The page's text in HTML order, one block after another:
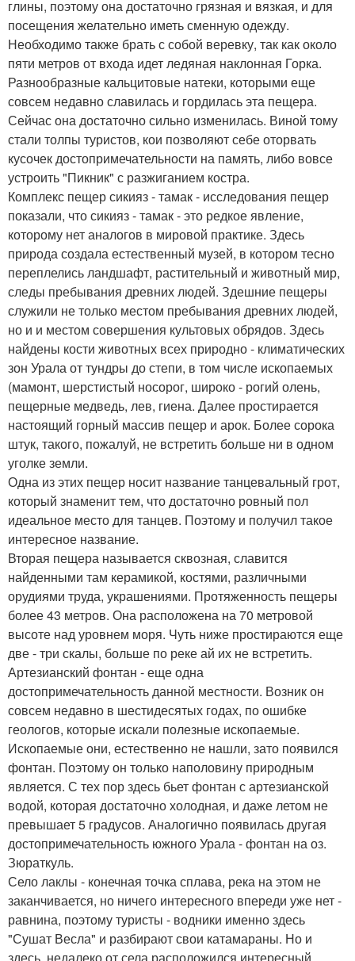
глины, поэтому она достаточно грязная и вязкая, и для
посещения желательно иметь сменную одежду.
Необходимо также брать с собой веревку, так как около
пяти метров от входа идет ледяная наклонная Горка.
Разнообразные кальцитовые натеки, которыми еще
совсем недавно славилась и гордилась эта пещера.
Сейчас она достаточно сильно изменилась. Виной тому
стали толпы туристов, кои позволяют себе оторвать
кусочек достопримечательности на память, либо вовсе
устроить "Пикник" с разжиганием костра.
Комплекс пещер сикияз - тамак - исследования пещер
показали, что сикияз - тамак - это редкое явление,
которому нет аналогов в мировой практике. Здесь
природа создала естественный музей, в котором тесно
переплелись ландшафт, растительный и животный мир,
следы пребывания древних людей. Здешние пещеры
служили не только местом пребывания древних людей,
но и и местом совершения культовых обрядов. Здесь
найдены кости животных всех природно - климатических
зон Урала от тундры до степи, в том числе ископаемых
(мамонт, шерстистый носорог, широко - рогий олень,
пещерные медведь, лев, гиена. Далее простирается
настоящий горный массив пещер и арок. Более сорока
штук, такого, пожалуй, не встретить больше ни в одном
уголке земли.
Одна из этих пещер носит название танцевальный грот,
который знаменит тем, что достаточно ровный пол
идеальное место для танцев. Поэтому и получил такое
интересное название.
Вторая пещера называется сквозная, славится
найденными там керамикой, костями, различными
орудиями труда, украшениями. Протяженность пещеры
более 43 метров. Она расположена на 70 метровой
высоте над уровнем моря. Чуть ниже простираются еще
две - три скалы, больше по реке ай их не встретить.
Артезианский фонтан - еще одна
достопримечательность данной местности. Возник он
совсем недавно в шестидесятых годах, по ошибке
геологов, которые искали полезные ископаемые.
Ископаемые они, естественно не нашли, зато появился
фонтан. Поэтому он только наполовину природным
является. С тех пор здесь бьет фонтан с артезианской
водой, которая достаточно холодная, и даже летом не
превышает 5 градусов. Аналогично появилась другая
достопримечательность южного Урала - фонтан на оз.
Зюраткуль.
Село лаклы - конечная точка сплава, река на этом не
заканчивается, но ничего интересного впереди уже нет -
равнина, поэтому туристы - водники именно здесь
"Сушат Весла" и разбирают свои катамараны. Но и